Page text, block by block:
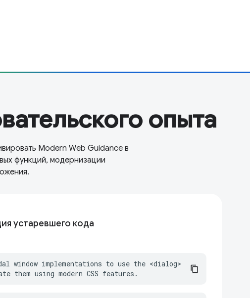
опыта
Modern Web Guidance в
функций, модернизации
устаревшего кода
window implementations to use the <dialog>
them using modern CSS features.